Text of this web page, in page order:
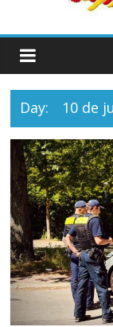
Programa de
Day: 10 de